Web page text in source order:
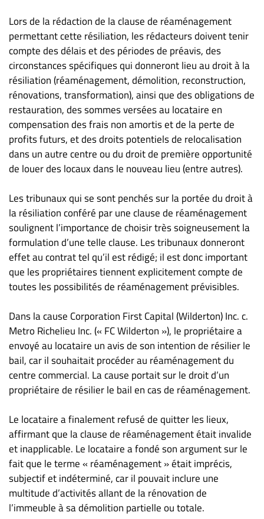
Lors de la rédaction de la clause de réaménagement
permettant cette résiliation, les rédacteurs doivent tenir
compte des délais et des périodes de préavis, des
circonstances spécifiques qui donneront lieu au droit à la
résiliation (réaménagement, démolition, reconstruction,
rénovations, transformation), ainsi que des obligations de
restauration, des sommes versées au locataire en
compensation des frais non amortis et de la perte de
profits futurs, et des droits potentiels de relocalisation
dans un autre centre ou du droit de première opportunité
de louer des locaux dans le nouveau lieu (entre autres).
Les tribunaux qui se sont penchés sur la portée du droit à
la résiliation conféré par une clause de réaménagement
soulignent l’importance de choisir très soigneusement la
formulation d’une telle clause. Les tribunaux donneront
effet au contrat tel qu’il est rédigé; il est donc important
que les propriétaires tiennent explicitement compte de
toutes les possibilités de réaménagement prévisibles.
Dans la cause Corporation First Capital (Wilderton) Inc. c.
Metro Richelieu Inc. (« FC Wilderton »), le propriétaire a
envoyé au locataire un avis de son intention de résilier le
bail, car il souhaitait procéder au réaménagement du
centre commercial. La cause portait sur le droit d’un
propriétaire de résilier le bail en cas de réaménagement.
Le locataire a finalement refusé de quitter les lieux,
affirmant que la clause de réaménagement était invalide
et inapplicable. Le locataire a fondé son argument sur le
fait que le terme « réaménagement » était imprécis,
subjectif et indéterminé, car il pouvait inclure une
multitude d’activités allant de la rénovation de
l’immeuble à sa démolition partielle ou totale.